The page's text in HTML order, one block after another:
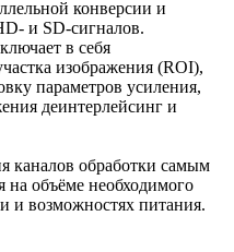
конверсии и
и SD-сигналов.
в себя
изображения (ROI),
параметров усиления,
деинтерлейсинг и
каналов обработки самым
на объёме необходимого
и возможностях питания.